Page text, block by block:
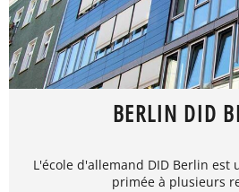
BERLIN DID
L'école d'allemand DID Berlin est
primée à plusieurs